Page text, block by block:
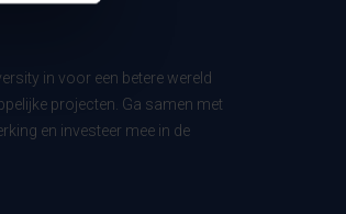
in voor een betere wereld
projecten. Ga samen met
en investeer mee in de